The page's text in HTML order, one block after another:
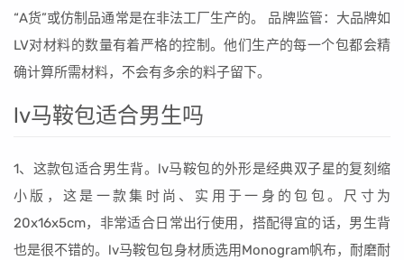
“A货”或仿制品通常是在非法工厂生产的。 品牌监管：大品牌如
LV对材料的数量有着严格的控制。他们生产的每一个包都会精
确计算所需材料，不会有多余的料子留下。
lv马鞍包适合男生吗
1、这款包适合男生背。lv马鞍包的外形是经典双子星的复刻缩
小版，这是一款集时尚、实用于一身的包包。尺寸为
20x16x5cm，非常适合日常出行使用，搭配得宜的话，男生背
也是很不错的。lv马鞍包包身材质选用Monogram帆布，耐磨耐